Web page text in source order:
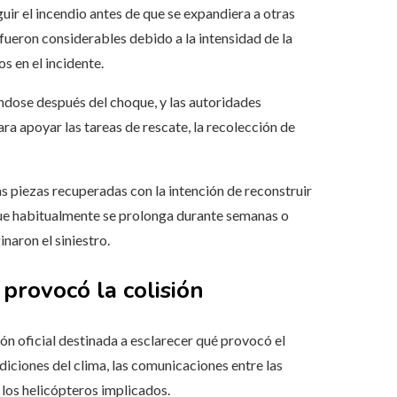
el incendio antes de que se expandiera a otras
considerables debido a la intensidad de la
en el incidente.
después del choque, y las autoridades
apoyar las tareas de rescate, la recolección de
piezas recuperadas con la intención de reconstruir
habitualmente se prolonga durante semanas o
el siniestro.
la colisión
oficial destinada a esclarecer qué provocó el
del clima, las comunicaciones entre las
helicópteros implicados.